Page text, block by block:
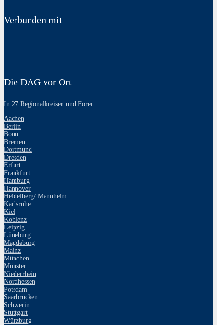
Verbunden mit
Die DAG vor Ort
In 27 Regionalkreisen und Foren
Aachen
Berlin
Bonn
Bremen
Dortmund
Dresden
Erfurt
Frankfurt
Hamburg
Hannover
Heidelberg/ Mannheim
Karlsruhe
Kiel
Koblenz
Leipzig
Lüneburg
Magdeburg
Mainz
München
Münster
Niederrhein
Nordhessen
Potsdam
Saarbrücken
Schwerin
Stuttgart
Würzburg